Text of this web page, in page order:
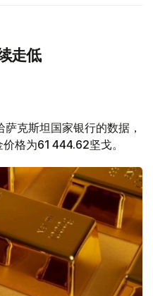
走低
萨克斯坦国家银行的数据，
格为61 444.62坚戈。